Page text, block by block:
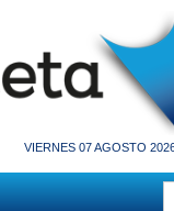
VIERNES 07 AGOSTO